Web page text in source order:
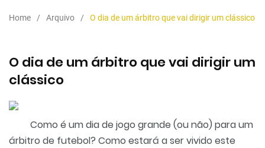
Home Arquivo O dia de um árbitro que vai dirigir um clássico
O dia de um árbitro que vai dirigir um
clássico
Como é um dia de jogo grande (ou não) para um
árbitro de futebol? Como estará a ser vivido este